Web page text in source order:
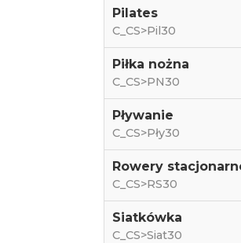
Pilates
C_CS>Pil30
Piłka nożna
C_CS>PN30
Pływanie
C_CS>Pły30
Rowery
C_CS>RS30
Siatkówka
C_CS>Siat30